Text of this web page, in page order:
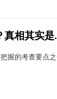
相其实是
握的考查要点